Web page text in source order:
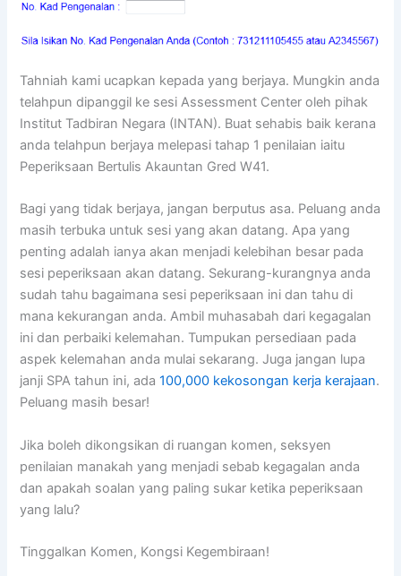
Tahniah kami ucapkan kepada yang berjaya. Mungkin anda
telahpun dipanggil ke sesi Assessment Center oleh pihak
Institut Tadbiran Negara (INTAN). Buat sehabis baik kerana
anda telahpun berjaya melepasi tahap 1 penilaian iaitu
Peperiksaan Bertulis Akauntan Gred W41.
Bagi yang tidak berjaya, jangan berputus asa. Peluang anda
masih terbuka untuk sesi yang akan datang. Apa yang
penting adalah ianya akan menjadi kelebihan besar pada
sesi peperiksaan akan datang. Sekurang-kurangnya anda
sudah tahu bagaimana sesi peperiksaan ini dan tahu di
mana kekurangan anda. Ambil muhasabah dari kegagalan
ini dan perbaiki kelemahan. Tumpukan persediaan pada
aspek kelemahan anda mulai sekarang. Juga jangan lupa
janji SPA tahun ini, ada100,000 kekosongan kerja kerajaan.
Peluang masih besar!
Jika boleh dikongsikan di ruangan komen, seksyen
penilaian manakah yang menjadi sebab kegagalan anda
dan apakah soalan yang paling sukar ketika peperiksaan
yang lalu?
Tinggalkan Komen, Kongsi Kegembiraan!